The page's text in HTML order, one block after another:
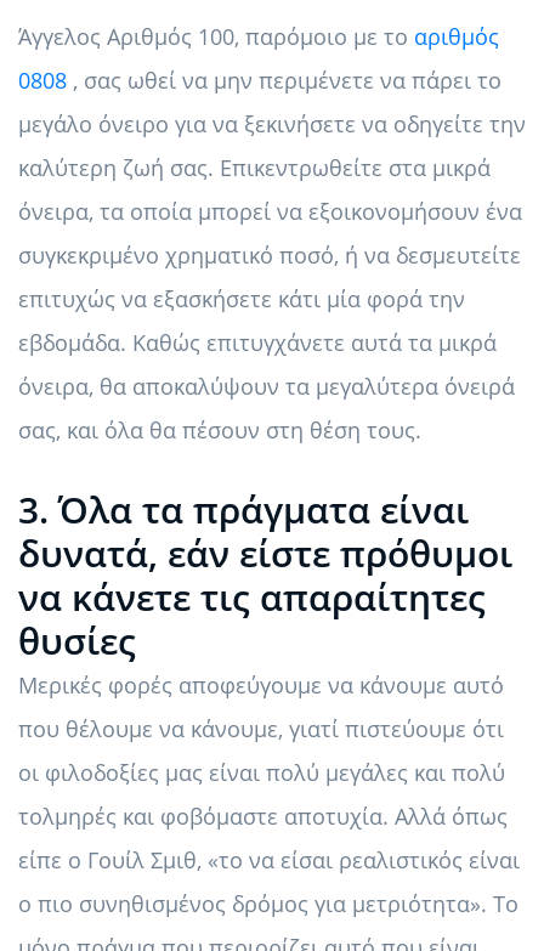
Άγγελος Αριθμός 100, παρόμοιο με το αριθμός
0808 , σας ωθεί να μην περιμένετε να πάρει το
μεγάλο όνειρο για να ξεκινήσετε να οδηγείτε την
καλύτερη ζωή σας. Επικεντρωθείτε στα μικρά
όνειρα, τα οποία μπορεί να εξοικονομήσουν ένα
συγκεκριμένο χρηματικό ποσό, ή να δεσμευτείτε
επιτυχώς να εξασκήσετε κάτι μία φορά την
εβδομάδα. Καθώς επιτυγχάνετε αυτά τα μικρά
όνειρα, θα αποκαλύψουν τα μεγαλύτερα όνειρά
σας, και όλα θα πέσουν στη θέση τους.
3. Όλα τα πράγματα είναι
δυνατά, εάν είστε πρόθυμοι
να κάνετε τις απαραίτητες
θυσίες
Μερικές φορές αποφεύγουμε να κάνουμε αυτό
που θέλουμε να κάνουμε, γιατί πιστεύουμε ότι
οι φιλοδοξίες μας είναι πολύ μεγάλες και πολύ
τολμηρές και φοβόμαστε αποτυχία. Αλλά όπως
είπε ο Γουίλ Σμιθ, «το να είσαι ρεαλιστικός είναι
ο πιο συνηθισμένος δρόμος για μετριότητα». Το